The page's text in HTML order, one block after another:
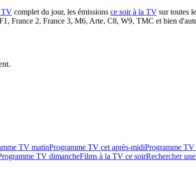
TV complet du jour, les émissions ce soir à la TV sur toutes
France 2, France 3, M6, Arte, C8, W9, TMC et bien
TV matinProgramme TV cet après-midiProgramme TV
TV dimancheFilms à la TV ce soirRechercher